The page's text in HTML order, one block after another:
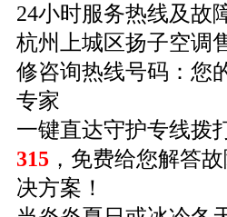
24小时服务热线及故
杭州上城区扬子空调
修咨询热线号码：您
专家
一键直达守护专线拨
315，免费给您解答
决方案！